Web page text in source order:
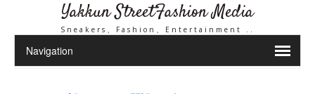
Yakkun StreetFashion Media
Sneakers、Fashion、Entertainment ..